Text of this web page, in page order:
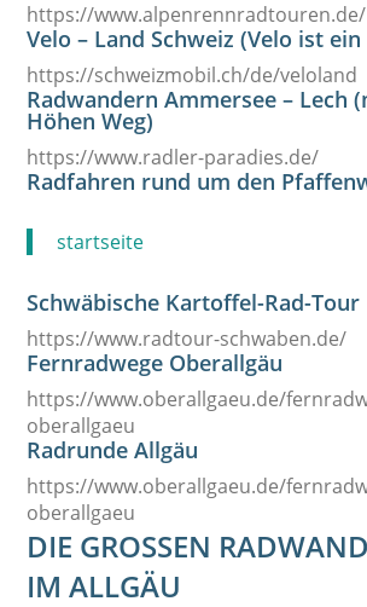
https://www.alpenrennradtouren.de/
Velo – Land Schweiz (Velo ist ein
https://schweizmobil.ch/de/veloland
Radwandern Ammersee – Lech
Höhen Weg)
https://www.radler-paradies.de/
Radfahren rund um den
startseite
Schwäbische Kartoffel-Rad-Tour
https://www.radtour-schwaben.de/
Fernradwege Oberallgäu
https://www.oberallgaeu.de/
oberallgaeu
Radrunde Allgäu
https://www.oberallgaeu.de/
oberallgaeu
DIE GROSSEN
M ALLGÄU